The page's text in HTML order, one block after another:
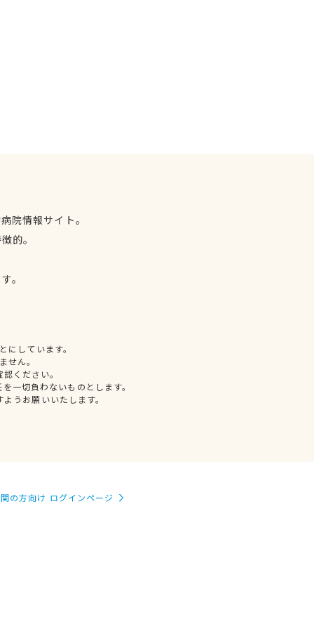
院情報サイト。
的。
。
しています。
せん。
ください。
一切負わないものとします。
うお願いいたします。
の方向け ログインページ